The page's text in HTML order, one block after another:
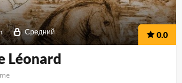
Средний 0.0
Léonard